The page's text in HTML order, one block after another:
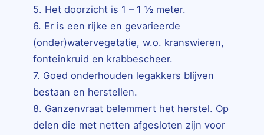
5. Het doorzicht is 1 – 1 ½ meter.
6. Er is een rijke en gevarieerde
(onder)watervegetatie, w.o. kranswieren,
fonteinkruid en krabbescheer.
7. Goed onderhouden legakkers blijven
bestaan en herstellen.
8. Ganzenvraat belemmert het herstel. Op
delen die met netten afgesloten zijn voor